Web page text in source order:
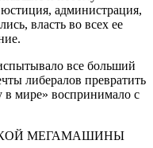
юстиция, администрация,
власть во всех ее
все больший
либералов превратить
мире» воспринимало с
МЕГАМАШИНЫ